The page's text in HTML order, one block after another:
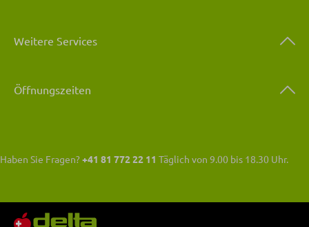
Weitere Services
Öffnungszeiten
Haben Sie Fragen?+41 81 772 22 11 Täglich von 9.00 bis 18.30 Uhr.